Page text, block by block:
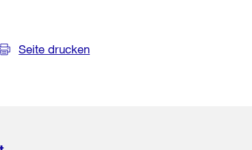
Seite drucken